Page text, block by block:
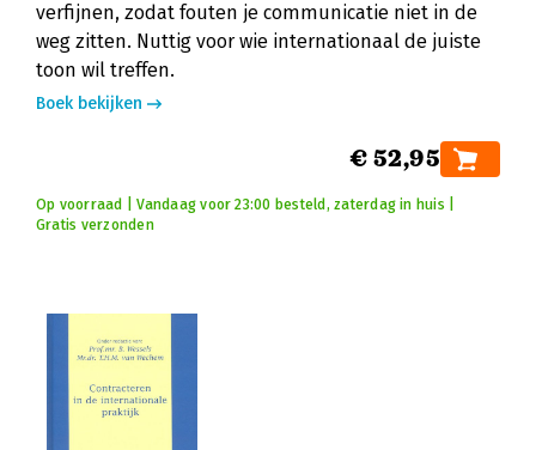
verfijnen, zodat fouten je communicatie niet in de
weg zitten. Nuttig voor wie internationaal de juiste
toon wil treffen.
Boek bekijken
€ 52,95
Op voorraad | Vandaag voor 23:00 besteld, zaterdag in huis |
Gratis verzonden